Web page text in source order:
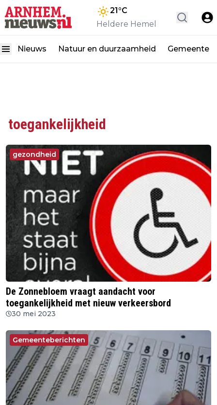
21°C
Heldere Hemel
Nieuws Natuur en duurzaamheid Gemeente
toegankelijkheid
gezondheid
De Zonnebloem vraagt aandacht voor
toegankelijkheid met nieuw verkeersbord
30 mei 2023
Gemeenteberichten